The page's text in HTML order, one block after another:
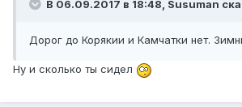
В 06.09.2017 в 18:48, Susuman
Дорог до Корякии и Камчатки нет.
Ну и сколько ты сидел